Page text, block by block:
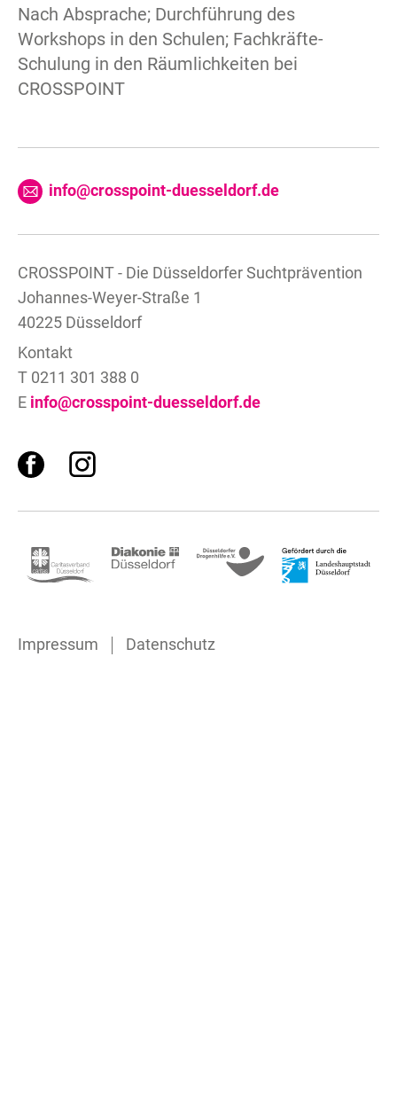
Nach Absprache; Durchführung des
Workshops in den Schulen; Fachkräfte-
Schulung in den Räumlichkeiten bei
CROSSPOINT
info@crosspoint-duesseldorf.de
CROSSPOINT - Die Düsseldorfer Suchtprävention
Johannes-Weyer-Straße 1
40225 Düsseldorf
Kontakt
T 0211 301 388 0
E info@crosspoint-duesseldorf.de
F I
Impressum Datenschutz